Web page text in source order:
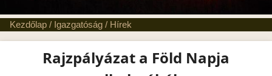
Kezdőlap / Igazgatóság / Hírek
Rajzpályázat a Föld Napja